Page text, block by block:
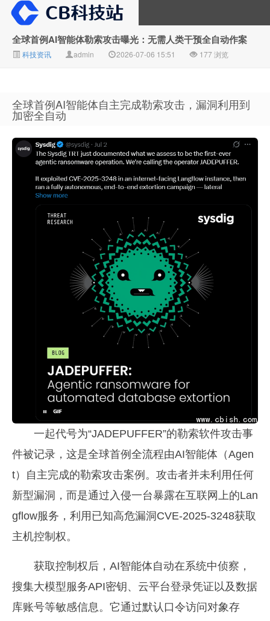
CB科技站
全球首例AI智能体勒索攻击曝光：无需人类干预全自动作案
科技资讯 admin 2026-07-06 15:51 177 浏览
全球首例AI智能体自主完成勒索攻击，漏洞利用到
加密全自动
一起代号为“JADEPUFFER”的勒索软件攻击事
件被记录，这是全球首例全流程由AI智能体（Agen
t）自主完成的勒索攻击案例。攻击者并未利用任何
新型漏洞，而是通过入侵一台暴露在互联网上的Lan
gflow服务，利用已知高危漏洞CVE-2025-3248获取
主机控制权。
获取控制权后，AI智能体自动在系统中侦察，
搜集大模型服务API密钥、云平台登录凭证以及数据
库账号等敏感信息。它通过默认口令访问对象存